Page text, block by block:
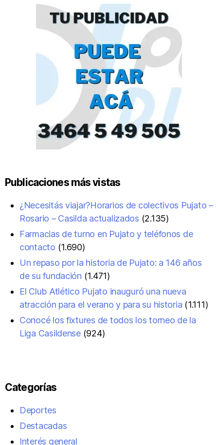
Publicaciones más vistas
¿Necesitás viajar?Horarios de colectivos Pujato –
Rosario – Casilda actualizados (2.135)
Farmacias de turno en Pujato y teléfonos de
contacto (1.690)
Un repaso por la historia de Pujato: a 146 años
de su fundación (1.471)
El Club Atlético Pujato inauguró una nueva
atracción para el verano y para su historia (1.111)
Conocé los fixtures de todos los torneo de la
Liga Casildense (924)
Categorías
Deportes
Destacadas
Interés general